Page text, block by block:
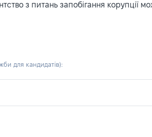
з питань запобігання корупції
для кандидатів):